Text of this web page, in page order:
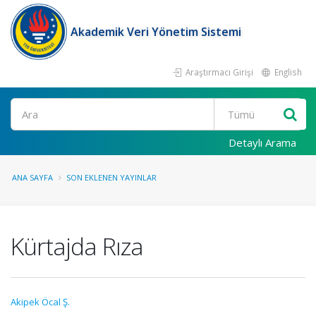
Akademik Veri Yönetim Sistemi
Araştırmacı Girişi English
Ara
Detaylı Arama
ANA SAYFA SON EKLENEN YAYINLAR
Kürtajda Rıza
Akipek Öcal Ş.